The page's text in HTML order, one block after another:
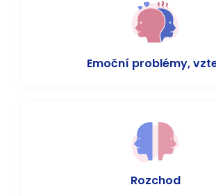
Emoční problémy,
Rozchod